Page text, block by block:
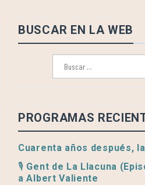
BUSCAR EN LA WEB
PROGRAMAS
Cuarenta años después,
🎙️ Gent de La Llacuna
a Albert Valiente